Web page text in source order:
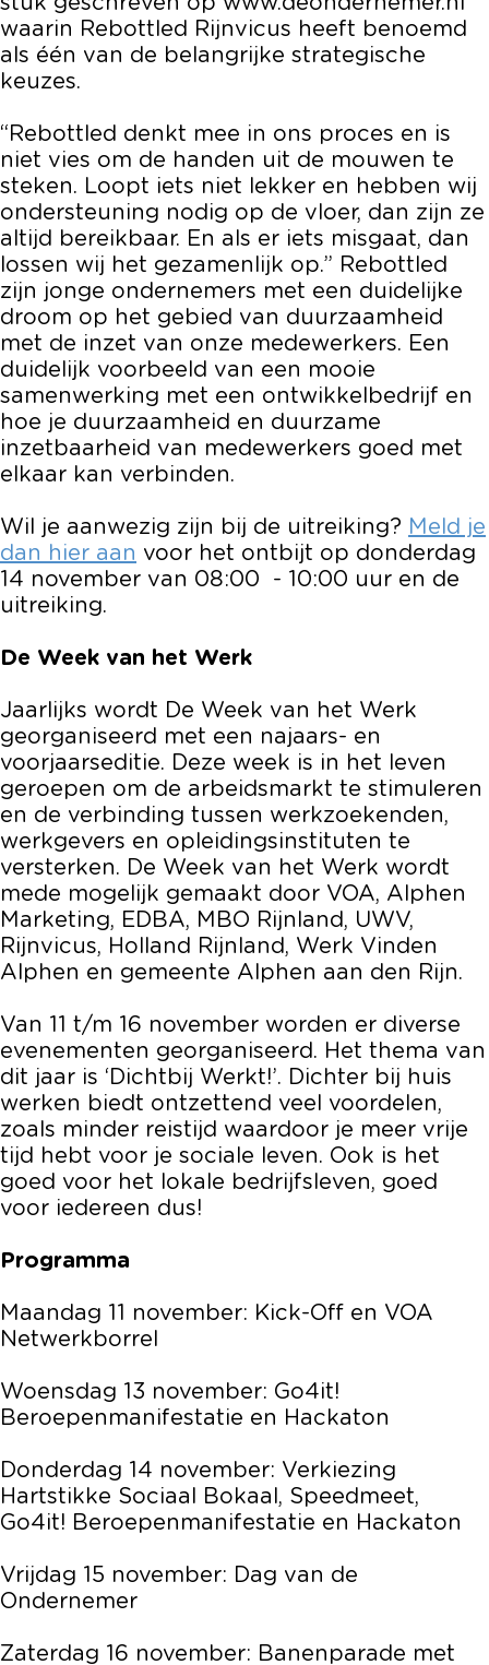
waarin Rebottled Rijnvicus heeft benoemd
als één van de belangrijke strategische
keuzes.
“Rebottled denkt mee in ons proces en is
niet vies om de handen uit de mouwen te
steken. Loopt iets niet lekker en hebben wij
ondersteuning nodig op de vloer, dan zijn ze
altijd bereikbaar. En als er iets misgaat, dan
lossen wij het gezamenlijk op.” Rebottled
zijn jonge ondernemers met een duidelijke
droom op het gebied van duurzaamheid
met de inzet van onze medewerkers. Een
duidelijk voorbeeld van een mooie
samenwerking met een ontwikkelbedrijf en
hoe je duurzaamheid en duurzame
inzetbaarheid van medewerkers goed met
elkaar kan verbinden.
Wil je aanwezig zijn bij de uitreiking? Meld je
dan hier aan voor het ontbijt op donderdag
14 november van 08:00 - 10:00 uur en de
uitreiking.
De Week van het Werk
Jaarlijks wordt De Week van het Werk
georganiseerd met een najaars- en
voorjaarseditie. Deze week is in het leven
geroepen om de arbeidsmarkt te stimuleren
en de verbinding tussen werkzoekenden,
werkgevers en opleidingsinstituten te
versterken. De Week van het Werk wordt
mede mogelijk gemaakt door VOA, Alphen
Marketing, EDBA, MBO Rijnland, UWV,
Rijnvicus, Holland Rijnland, Werk Vinden
Alphen en gemeente Alphen aan den Rijn.
Van 11 t/m 16 november worden er diverse
evenementen georganiseerd. Het thema van
dit jaar is ‘Dichtbij Werkt!’. Dichter bij huis
werken biedt ontzettend veel voordelen,
zoals minder reistijd waardoor je meer vrije
tijd hebt voor je sociale leven. Ook is het
goed voor het lokale bedrijfsleven, goed
voor iedereen dus!
Programma
Maandag 11 november: Kick-Off en VOA
Netwerkborrel
Woensdag 13 november: Go4it!
Beroepenmanifestatie en Hackaton
Donderdag 14 november: Verkiezing
Hartstikke Sociaal Bokaal, Speedmeet,
Go4it! Beroepenmanifestatie en Hackaton
Vrijdag 15 november: Dag van de
Ondernemer
Zaterdag 16 november: Banenparade met